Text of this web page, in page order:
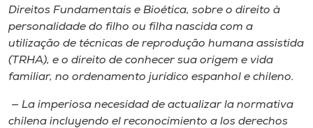
Direitos Fundamentais e Bioética, sobre o direito à
personalidade do filho ou filha nascida com a
utilização de técnicas de reprodução humana assistida
(TRHA), e o direito de conhecer sua origem e vida
familiar, no ordenamento jurídico espanhol e chileno.
— La imperiosa necesidad de actualizar la normativa
chilena incluyendo el reconocimiento a los derechos